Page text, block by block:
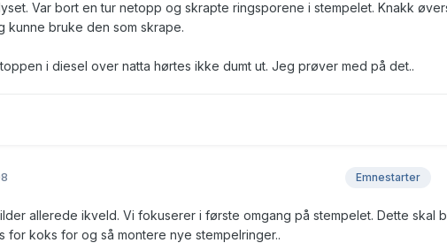
Var bort en tur netopp og skrapte ringsporene i stempelet. Knakk
kunne bruke den som skrape.
i diesel over natta hørtes ikke dumt ut. Jeg prøver med på det..
Emnestarter
allerede ikveld. Vi fokuserer i første omgang på stempelet. Dette skal
for koks for og så montere nye stempelringer..